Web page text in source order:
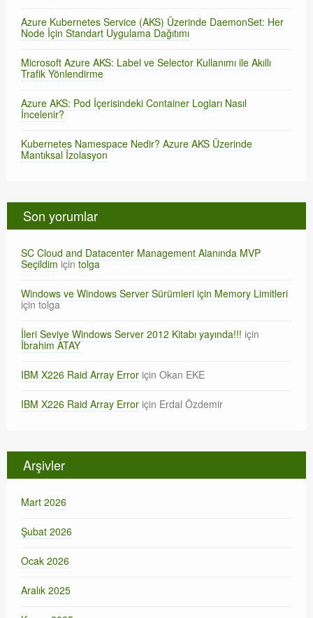
Azure Kubernetes Service (AKS) Üzerinde DaemonSet: Her
Node İçin Standart Uygulama Dağıtımı
Microsoft Azure AKS: Label ve Selector Kullanımı ile Akıllı
Trafik Yönlendirme
Azure AKS: Pod İçerisindeki Container Logları Nasıl
İncelenir?
Kubernetes Namespace Nedir? Azure AKS Üzerinde
Mantıksal İzolasyon
Son yorumlar
SC Cloud and Datacenter Management Alanında MVP
Seçildimiçintolga
Windows ve Windows Server Sürümleri için Memory Limitleri
içintolga
İleri Seviye Windows Server 2012 Kitabı yayında!!! için
İbrahim ATAY
IBM X226 Raid Array Error için Okan EKE
IBM X226 Raid Array Error için Erdal Özdemir
Arşivler
Mart 2026
Şubat 2026
Ocak 2026
Aralık 2025